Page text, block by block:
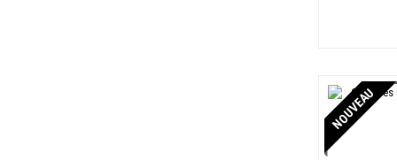
NOUVEAU